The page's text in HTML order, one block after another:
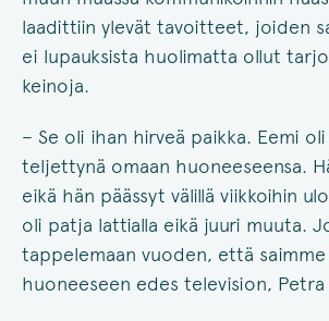
laadittiin ylevät tavoitteet, joiden
ei lupauksista huolimatta ollut
keinoja.
– Se oli ihan hirveä paikka. Eemi
teljettynä omaan huoneeseensa.
eikä hän päässyt välillä viikkoihin
oli patja lattialla eikä juuri muuta.
tappelemaan vuoden, että saimme
huoneeseen edes television, Petra